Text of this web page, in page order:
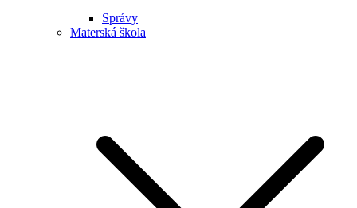
Správy
Materská škola